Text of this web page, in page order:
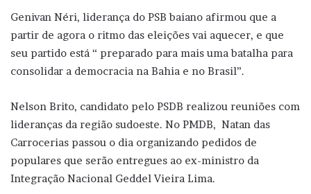
Genivan Néri, liderança do PSB baiano afirmou que a
partir de agora o ritmo das eleições vai aquecer, e que
seu partido está “ preparado para mais uma batalha para
consolidar a democracia na Bahia e no Brasil”.
Nelson Brito, candidato pelo PSDB realizou reuniões com
lideranças da região sudoeste. No PMDB, Natan das
Carrocerias passou o dia organizando pedidos de
populares que serão entregues ao ex-ministro da
Integração Nacional Geddel Vieira Lima.